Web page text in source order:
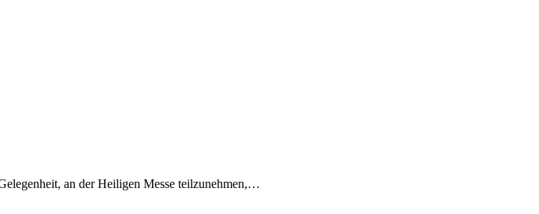
an der Heiligen Messe teilzunehmen,…